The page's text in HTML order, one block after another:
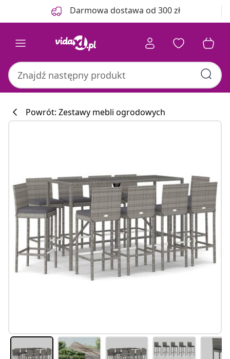
Darmowa dostawa od 300 zł
Powrót: Zestawy mebli ogrodowych